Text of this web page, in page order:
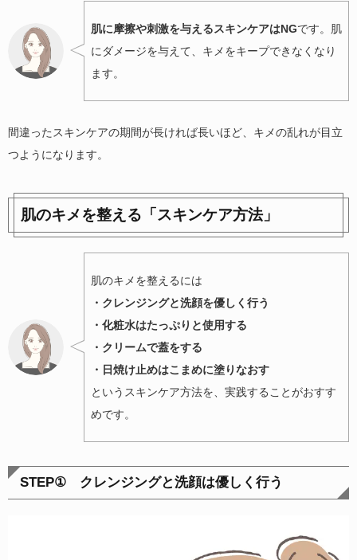
肌に摩擦や刺激を与えるスキンケアはNGです。肌
にダメージを与えて、キメをキープできなくなり
ます。
間違ったスキンケアの期間が長ければ長いほど、キメの乱れが目立
つようになります。
肌のキメを整える「スキンケア方法」
肌のキメを整えるには
・クレンジングと洗顔を優しく行う
・化粧水はたっぷりと使用する
・クリームで蓋をする
・日焼け止めはこまめに塗りなおす
というスキンケア方法を、実践することがおすす
めです。
STEP① クレンジングと洗顔は優しく行う